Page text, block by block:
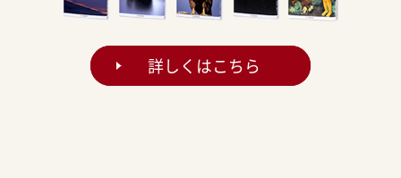
詳しくはこちら